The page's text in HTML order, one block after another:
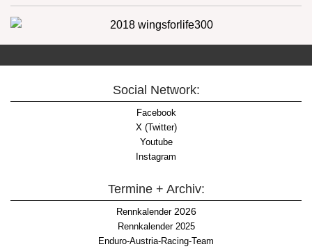
Social Network:
Facebook
X (Twitter)
Youtube
Instagram
Termine + Archiv:
Rennkalender2026
Rennkalender 2025
Enduro-Austria-Racing-Team